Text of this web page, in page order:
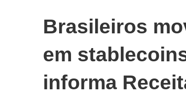
Brasileiros
em
informa